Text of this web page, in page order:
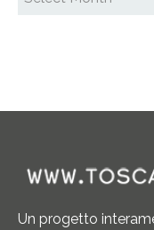
Un progetto